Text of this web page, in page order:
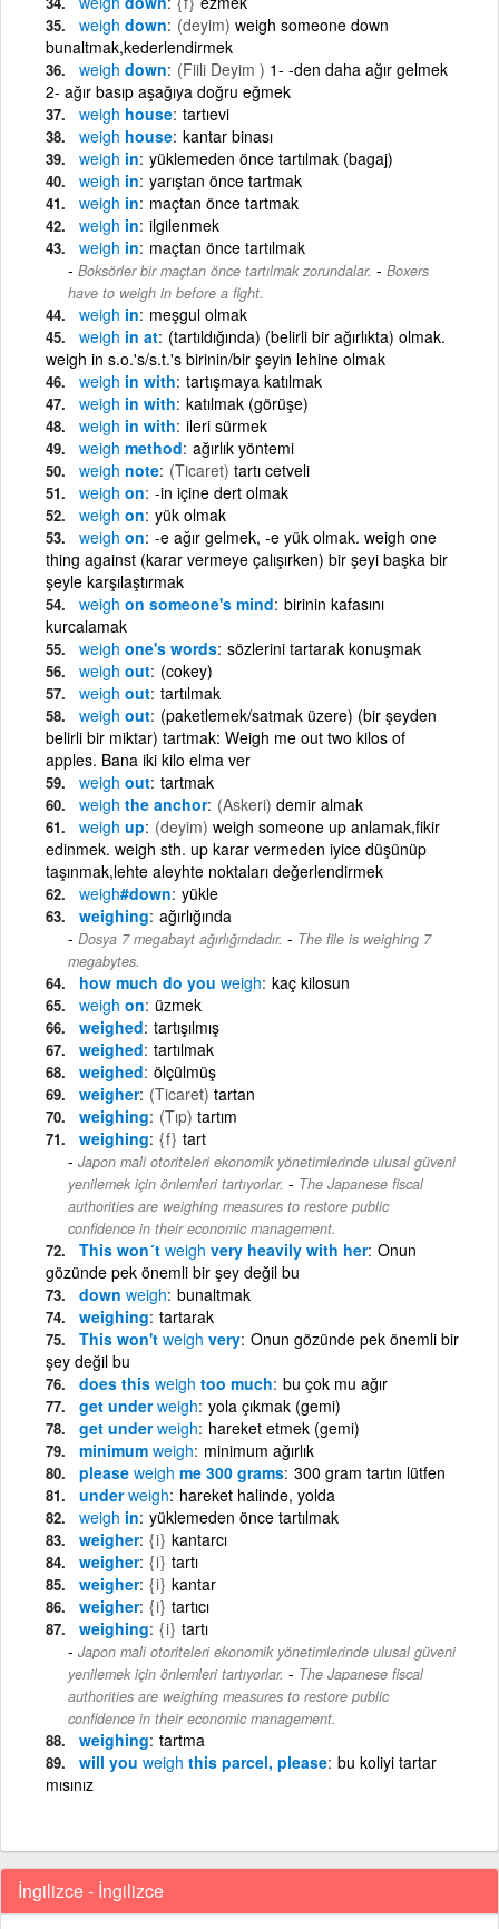
weigh down (deyim) weigh someone down
bunaltmak,kederlendirmek
weigh down (Fiili Deyim ) 1- -den daha ağır gelmek
2- ağır basıp aşağıya doğru eğmek
weigh house tartıevi
weigh house kantar binası
weigh in yüklemeden önce tartılmak (bagaj)
weigh in yarıştan önce tartmak
weigh in maçtan önce tartmak
weigh in ilgilenmek
weigh in maçtan önce tartılmak
Boksörler bir maçtan önce tartılmak zorundalar. - Boxers
have to weigh in before a fight.
weigh in meşgul olmak
weigh in at (tartıldığında) (belirli bir ağırlıkta) olmak.
weigh in s.o.'s/s.t.'s birinin/bir şeyin lehine olmak
weigh in with tartışmaya katılmak
weigh in with katılmak (görüşe)
weigh in with ileri sürmek
weigh method ağırlık yöntemi
weigh note (Ticaret) tartı cetveli
weigh on -in içine dert olmak
weigh on yük olmak
weigh on -e ağır gelmek, -e yük olmak. weigh one
thing against (karar vermeye çalışırken) bir şeyi başka bir
şeyle karşılaştırmak
weigh on someone's mind birinin kafasını
kurcalamak
weigh one's words sözlerini tartarak konuşmak
weigh out (cokey)
weigh out tartılmak
weigh out (paketlemek/satmak üzere) (bir şeyden
belirli bir miktar) tartmak: Weigh me out two kilos of
apples. Bana iki kilo elma ver
weigh out tartmak
weigh the anchor (Askeri) demir almak
weigh up (deyim) weigh someone up anlamak,fikir
edinmek. weigh sth. up karar vermeden iyice düşünüp
taşınmak,lehte aleyhte noktaları değerlendirmek
weigh#down yükle
weighing ağırlığında
Dosya 7 megabayt ağırlığındadır. - The file is weighing 7
megabytes.
how much do you weigh kaç kilosun
weigh on üzmek
weighed tartışılmış
weighed tartılmak
weighed ölçülmüş
weigher (Ticaret) tartan
weighing (Tıp) tartım
weighing {f} tart
Japon mali otoriteleri ekonomik yönetimlerinde ulusal güveni
yenilemek için önlemleri tartıyorlar. - The Japanese fiscal
authorities are weighing measures to restore public
confidence in their economic management.
This won´t weigh very heavily with her Onun
gözünde pek önemli bir şey değil bu
down weigh bunaltmak
weighing tartarak
This won't weigh very Onun gözünde pek önemli bir
şey değil bu
does this weigh too much bu çok mu ağır
get underweigh yola çıkmak (gemi)
get underweigh hareket etmek (gemi)
minimum weigh minimum ağırlık
please weigh me 300 grams 300 gram tartın lütfen
underweigh hareket halinde, yolda
weigh in yüklemeden önce tartılmak
weigher {i} kantarcı
weigher {i} tartı
weigher {i} kantar
weigher {i} tartıcı
weighing {i} tartı
Japon mali otoriteleri ekonomik yönetimlerinde ulusal güveni
yenilemek için önlemleri tartıyorlar. - The Japanese fiscal
authorities are weighing measures to restore public
confidence in their economic management.
weighing tartma
will you weigh this parcel, please bu koliyi tartar
mısınız
İngilizce - İngilizce